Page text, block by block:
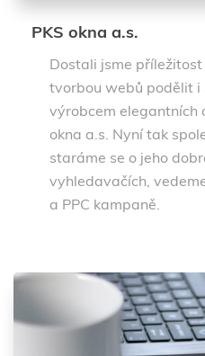
PKS okna a.s.
Dostali jsme příležitost
tvorbou webů podělit i
výrobcem elegantních
okna a.s. Nyní tak
staráme se o jeho
vyhledavačích,
a PPC kampaně.